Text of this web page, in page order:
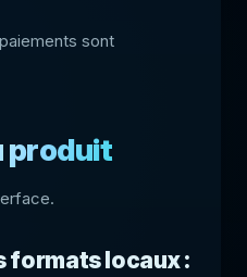
sont
produit
formats locaux :